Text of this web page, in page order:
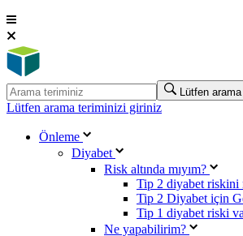
Lütfen
Lütfen arama teriminizi giriniz
Önleme
Diyabet
Risk altında mıyım?
Tip 2 diyabet riskini
Tip 2 Diyabet için
Tip 1 diyabet riski
Ne yapabilirim?